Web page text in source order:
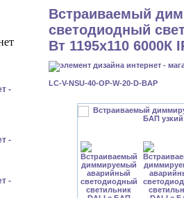
Встраиваемый
светодиодный
Вт 1195x110 6000К
LC-V-NSU-40-OP-W-20-D-BAP